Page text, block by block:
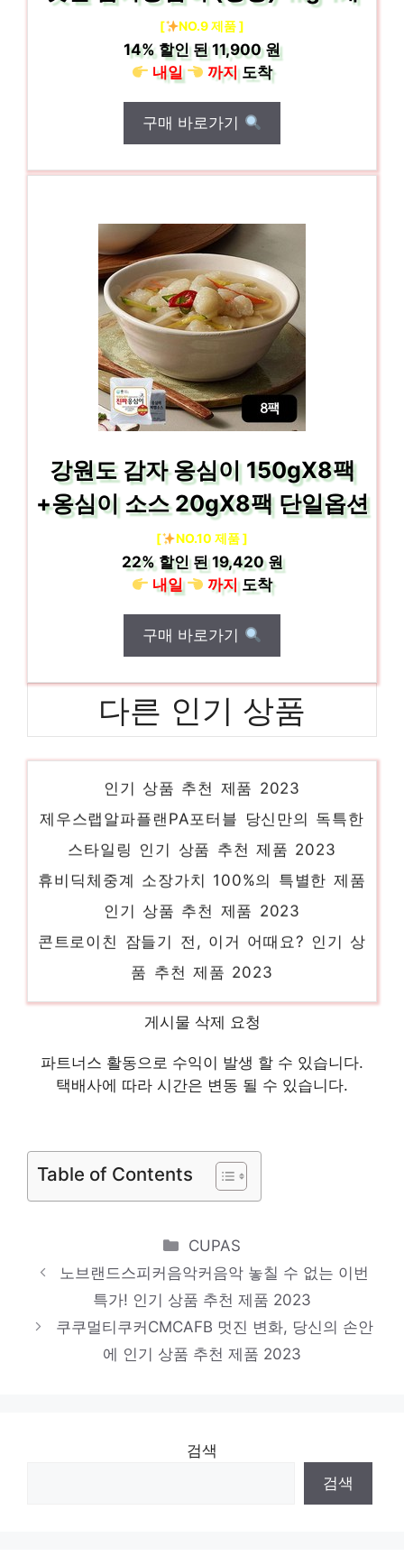
[ NO.9 제품 ]
14%할인 된11,900 원
내일
까지도착
구매 바로가기
강원도 감자 옹심이 150gX8팩
+옹심이 소스 20gX8팩 단일옵션
[ NO.10 제품 ]
22%할인 된19,420 원
내일
까지도착
구매 바로가기
다른 인기 상품
품 추천 제품 2023
엘지디오스오브제 새로운 시작, 새로운 아이
템 인기 상품 추천 제품 2023
게시물 삭제 요청
파트너스 활동으로 수익이 발생 할 수 있습니다.
택배사에 따라 시간은 변동 될 수 있습니다.
Table of Contents
Categories
CUPAS
노브랜드스피커음악커음악 놓칠 수 없는 이번
특가! 인기 상품 추천 제품 2023
쿠쿠멀티쿠커CMCAFB 멋진 변화, 당신의 손안
에 인기 상품 추천 제품 2023
검색
검색